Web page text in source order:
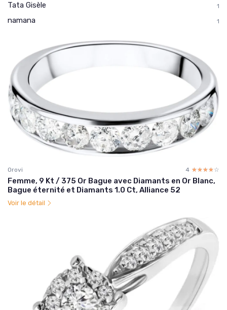
Tata Gisèle 1
namana 1
Orovi 4 ☆☆☆☆☆
★★★★★
Femme, 9 Kt / 375 Or Bague avec Diamants en Or Blanc,
Bague éternité et Diamants 1.0 Ct, Alliance 52
Voir le détail